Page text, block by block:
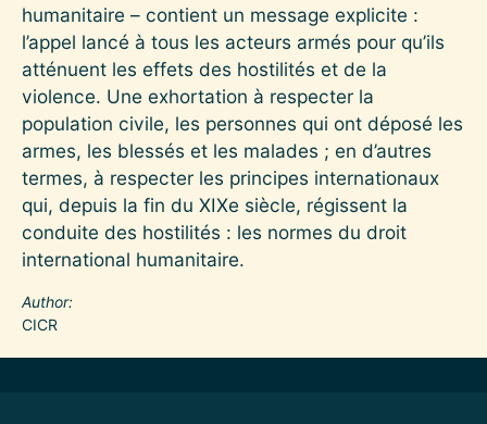
humanitaire – contient un message explicite :
l’appel lancé à tous les acteurs armés pour qu’ils
atténuent les effets des hostilités et de la
violence. Une exhortation à respecter la
population civile, les personnes qui ont déposé les
armes, les blessés et les malades ; en d’autres
termes, à respecter les principes internationaux
qui, depuis la fin du XIXe siècle, régissent la
conduite des hostilités : les normes du droit
international humanitaire.
Author
CICR